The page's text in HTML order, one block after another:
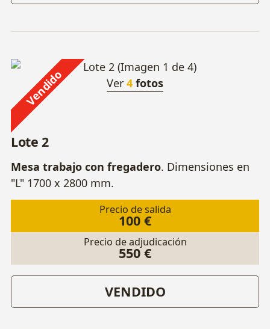
Vendido Ver 4 fotos
Lote 2
Mesa trabajo con fregadero. Dimensiones en
"L" 1700 x 2800 mm.
Precio de salida
100 €
Precio de adjudicación
550 €
VENDIDO